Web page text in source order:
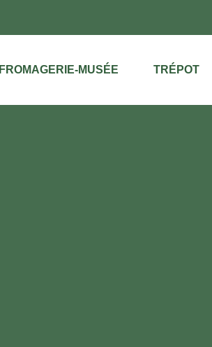
FROMAGERIE-MUSÉE TRÉPOT